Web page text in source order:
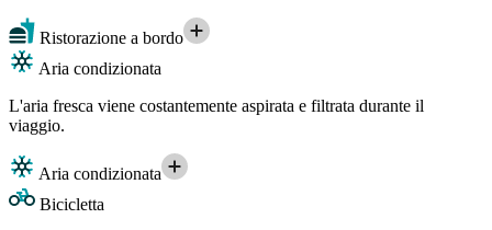
Ristorazione a bordo
Aria condizionata
L'aria fresca viene costantemente aspirata e filtrata durante il
viaggio.
Aria condizionata
Bicicletta